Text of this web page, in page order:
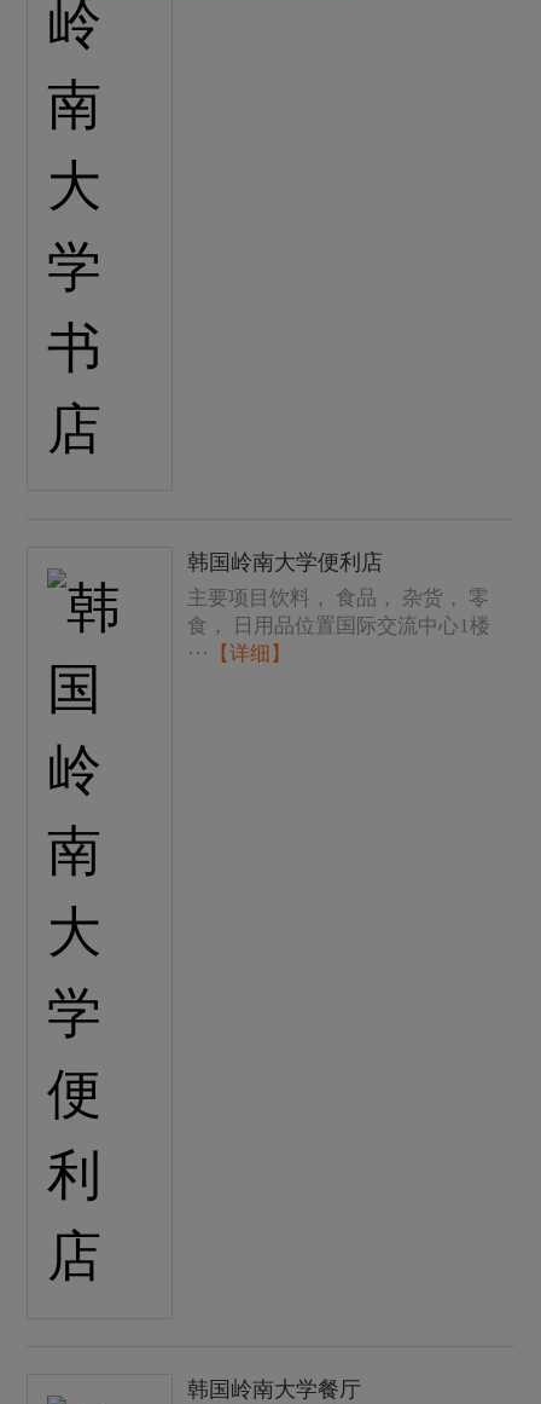
韩国岭南大学便利店
主要项目饮料， 食品， 杂货， 零
食， 日用品位置国际交流中心1楼
···
【详细】
韩国岭南大学餐厅